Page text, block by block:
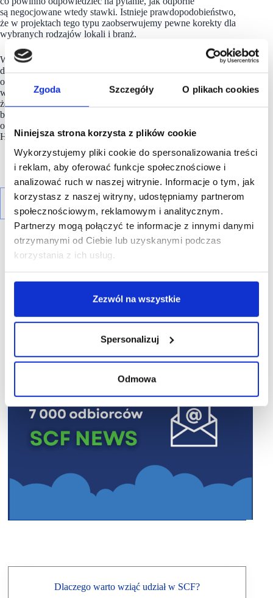
Zgoda Szczegóły O plikach cookies
Niniejsza strona korzysta z plików cookie
Wykorzystujemy pliki cookie do spersonalizowania treści
i reklam, aby oferować funkcje społecznościowe i
analizować ruch w naszej witrynie. Informacje o tym, jak
korzystasz z naszej witryny, udostępniamy partnerom
społecznościowym, reklamowym i analitycznym.
Partnerzy mogą połączyć te informacje z innymi danymi
otrzymanymi od Ciebie lub uzyskanymi podczas
korzystania z ich usług.
Zezwól na wszystkie
Spersonalizuj
Odmowa
są negocjowane wtedy stawki. Istnieje prawdopodobieństwo,
że w projektach tego typu zaobserwujemy pewne korekty dla
wybranych rodzajów lokali i branż.
W ciągu tych pięciu lat obie strony – właściciele i najemcy –
dokładnie poznały zalety i wady tego formatu, realizowane
obroty i możliwości czynszowe. Tę wiedzę będą mogli
wykorzystać, negocjując nowe umowy. Pamiętajmy, też,
że na ewentualne zmiany stawek będzie mieć też wpływ
bieżące nasycenie powierzchnią handlową w bezpośrednim
otoczeniu konkurencyjnym” – komentuje Mariusz Czerwiak,
Head of Landlord Representation, JLL.
R E K L A M A
Dlaczego warto wziąć udział w SCF?